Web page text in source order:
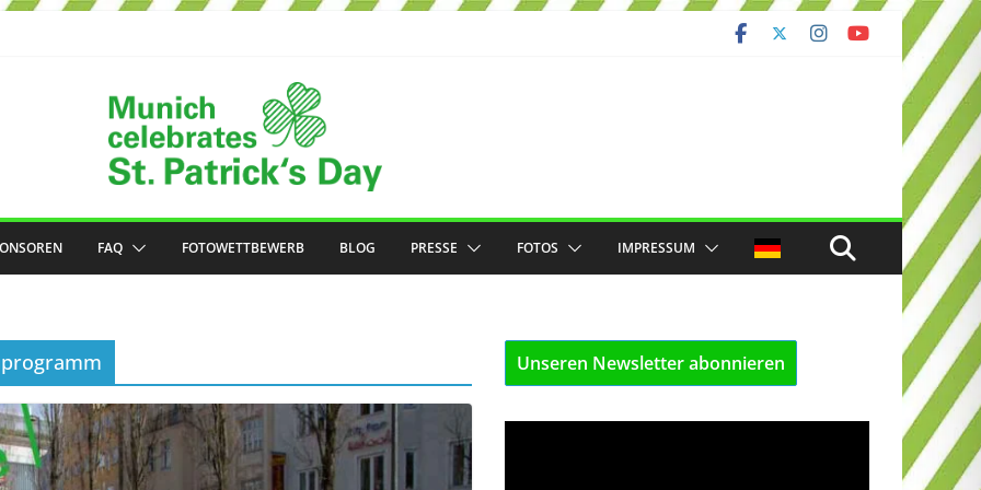
FAQ FOTOWETTBEWERB BLOG PRESSE FOTOS IMPRESSUM
Unseren Newsletter abonnieren